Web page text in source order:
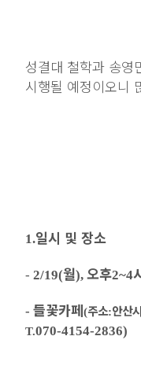
성결대 철학과 송영
시행될 예정이오니
1.일시 및 장소
- 2/19(월), 오후2~4
- 들꽃카페(주소:안산
T.070-4154-2836)